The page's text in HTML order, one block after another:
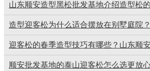
山东顺安造型黑松批发基地介绍造型松
造型迎客松为什么适合摆放在别墅庭院
迎客松的春季造型技巧有哪些？山东顺
顺安批发基地的泰山迎客松怎么选更放